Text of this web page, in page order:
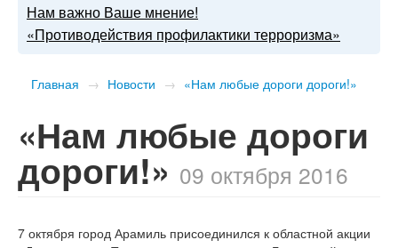
Нам важно Ваше мнение!
«Противодействия профилактики терроризма»
Главная → Новости → «Нам любые дороги дороги!»
«Нам любые дороги
дороги!» 09 октября 2016
7 октября город Арамиль присоединился к областной акции